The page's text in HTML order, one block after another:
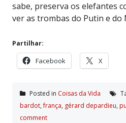
sabe, preserva os elefantes
ver as trombas do Putin e do
Partilhar:
Facebook X
Posted in Coisas da Vida
bardot,frança, gérard depardieu,
comment